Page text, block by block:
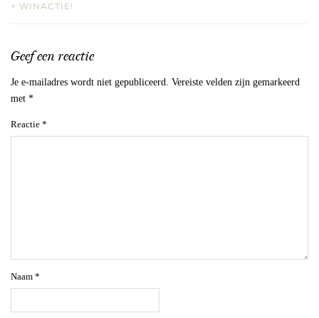
+ WINACTIE!
Geef een reactie
Je e-mailadres wordt niet gepubliceerd. Vereiste velden zijn gemarkeerd
met *
Reactie *
Naam *